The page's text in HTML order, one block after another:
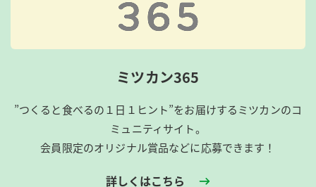
ミツカン365
”つくると食べるの１日１ヒント”をお届けするミツカンのコ
ミュニティサイト。
会員限定のオリジナル賞品などに応募できます！
詳しくはこちら